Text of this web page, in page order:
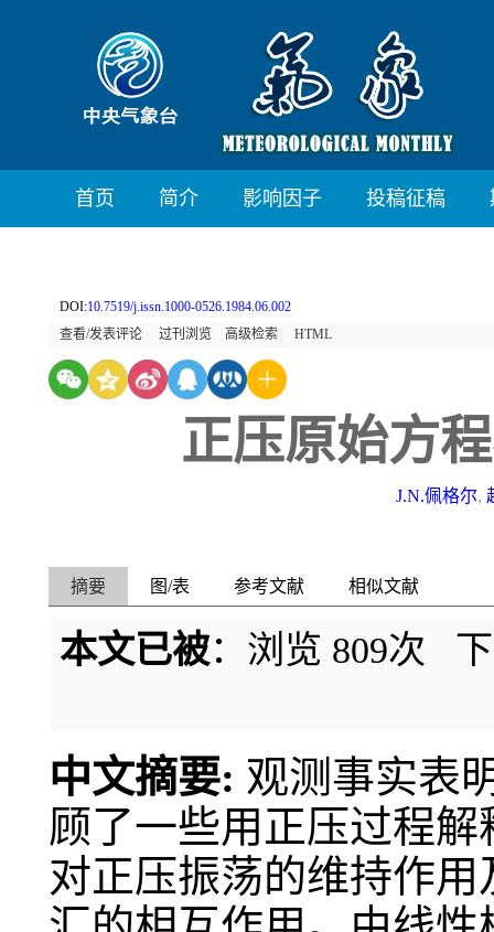
首页 简介 影响因子 投稿征稿
DOI:10.7519/j.issn.1000-0526.1984.06.002
查看/发表评论
过刊浏览 高级检索 HTML
正压原始方
J.N.佩格尔,
摘要 图/表 参考文献 相似文献
本文已被：浏览 809次
中文摘要: 观测事实表
顾了一些用正压过程
对正压振荡的维持作